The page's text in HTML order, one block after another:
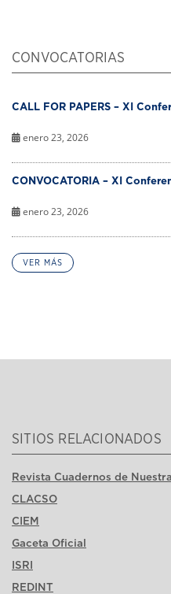
CONVOCATORIAS
CALL FOR PAPERS – XI
enero 23, 2026
CONVOCATORIA – XI
enero 23, 2026
VER MÁS
SITIOS RELACIONADOS
Revista Cuadernos de
CLACSO
CIEM
Gaceta Oficial
ISRI
REDINT